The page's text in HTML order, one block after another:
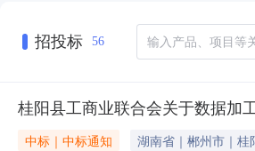
招投标 56
桂阳县工商业联合会关于数据加
中标｜中标通知 湖南省｜郴州市｜桂